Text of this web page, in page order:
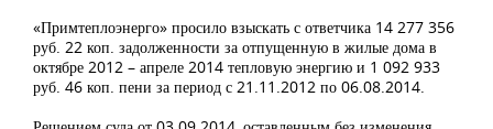
«Примтеплоэнерго» просило взыскать с ответчика 14 277 356
руб. 22 коп. задолженности за отпущенную в жилые дома в
октябре 2012 – апреле 2014 тепловую энергию и 1 092 933
руб. 46 коп. пени за период с 21.11.2012 по 06.08.2014.